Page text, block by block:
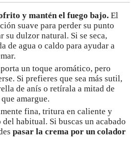
y mantén el fuego bajo. El
suave para perder su punto
su dulzor natural. Si se seca,
de agua o caldo para ayudar a
un toque aromático, pero
Si prefieres que sea más sutil,
de anís o retírala a mitad de
amargue.
fina, tritura en caliente y
habitual. Si buscas un acabado
pasar la crema por un colador